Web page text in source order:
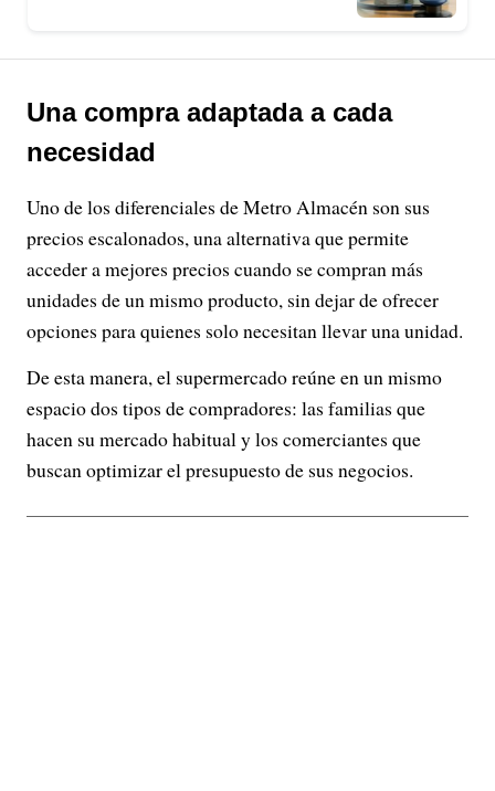
Una compra adaptada a cada
necesidad
Uno de los diferenciales de Metro Almacén son sus
precios escalonados, una alternativa que permite
acceder a mejores precios cuando se compran más
unidades de un mismo producto, sin dejar de ofrecer
opciones para quienes solo necesitan llevar una unidad.
De esta manera, el supermercado reúne en un mismo
espacio dos tipos de compradores: las familias que
hacen su mercado habitual y los comerciantes que
buscan optimizar el presupuesto de sus negocios.